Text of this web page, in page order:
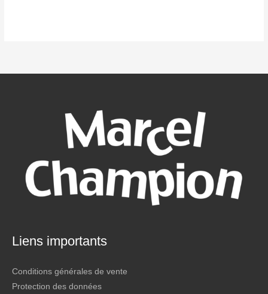
Liens importants
Conditions générales de vente
Protection des données